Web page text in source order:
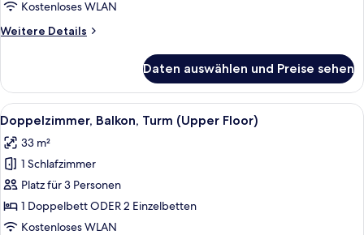
Einzelnutzung,
Balkon
anzeigen
Kostenloses WLAN
Weitere Details
Weitere
zur
Einzelnutzung,
Balkon
Daten auswählen und Preise sehen
Alle
Fotos
für
Doppelzimmer,
Balkon,
Turm
(Upper
Schreibtisch,
5
Doppelzimmer, Balkon, Turm (Upper Floor)
33 m²
1 Schlafzimmer
Platz für 3 Personen
1 Doppelbett ODER 2 Einzelbetten
Kostenloses WLAN